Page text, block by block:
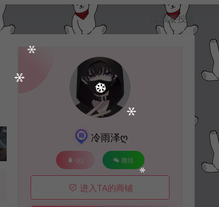
我要投稿
冷雨泽ღ
QQ 微信
进入TA的商铺